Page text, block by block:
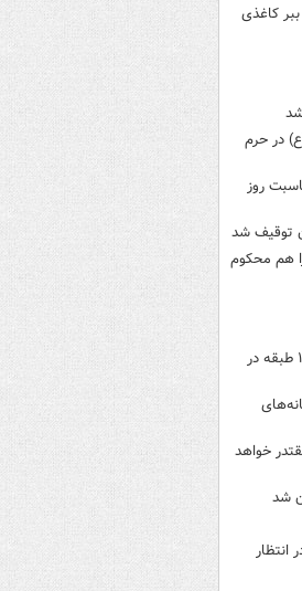
کاغذی
در حرم
روز
هم محکوم
آتش سوزی مهیب یک ساختمان ۱۲ طبقه در
خواهد
شد